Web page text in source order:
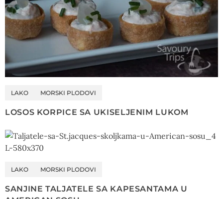
LAKO MORSKI PLODOVI
LOSOS KORPICE SA UKISELJENIM LUKOM
LAKO MORSKI PLODOVI
SANJINE TALJATELE SA KAPESANTAMA U